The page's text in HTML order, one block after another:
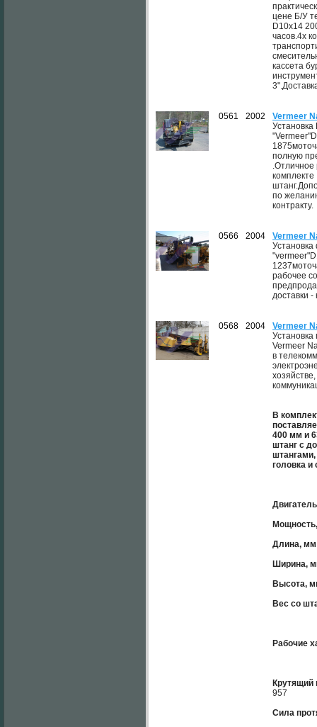
цене Б/У
D10x14
часов.4х
кассета
0561 2002
Vermeer
полную
.Отличное
комплекте
по
контракту.
0566 2004
Vermeer
рабочее
доставки -
0568 2004
Vermeer
Установка
Vermeer
в
В
400 мм и
штанг с
штангами,
головка и
Длина, мм
Ширина,
Высота,
Вес со
Рабочие
957
Сила